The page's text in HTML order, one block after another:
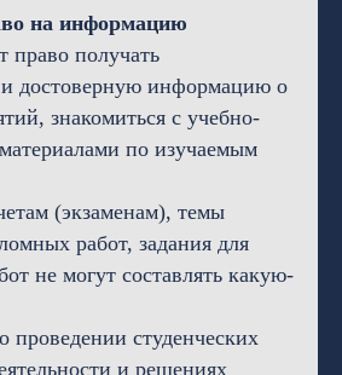
на информацию
право получать
достоверную информацию о
знакомиться с учебно-
по изучаемым
(экзаменам), темы
работ, задания для
не могут составлять какую-
студенческих
и решениях